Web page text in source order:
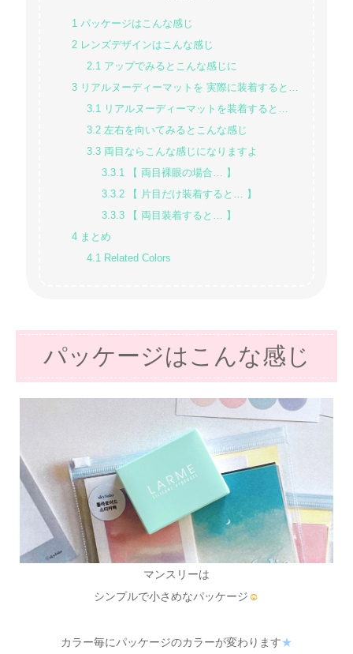
1 パッケージはこんな感じ
2 レンズデザインはこんな感じ
2.1アップでみるとこんな感じに
3 リアルヌーディーマットを 実際に装着すると…
3.1リアルヌーディーマットを装着すると…
3.2左右を向いてみるとこんな感じ
3.3両目ならこんな感じになりますよ
3.3.1【 両目裸眼の場合… 】
3.3.2【 片目だけ装着すると… 】
3.3.3【 両目装着すると… 】
4 まとめ
4.1Related Colors
パッケージはこんな感じ
マンスリーは
シンプルで小さめなパッケージ ☺
カラー毎にパッケージのカラーが変わります★